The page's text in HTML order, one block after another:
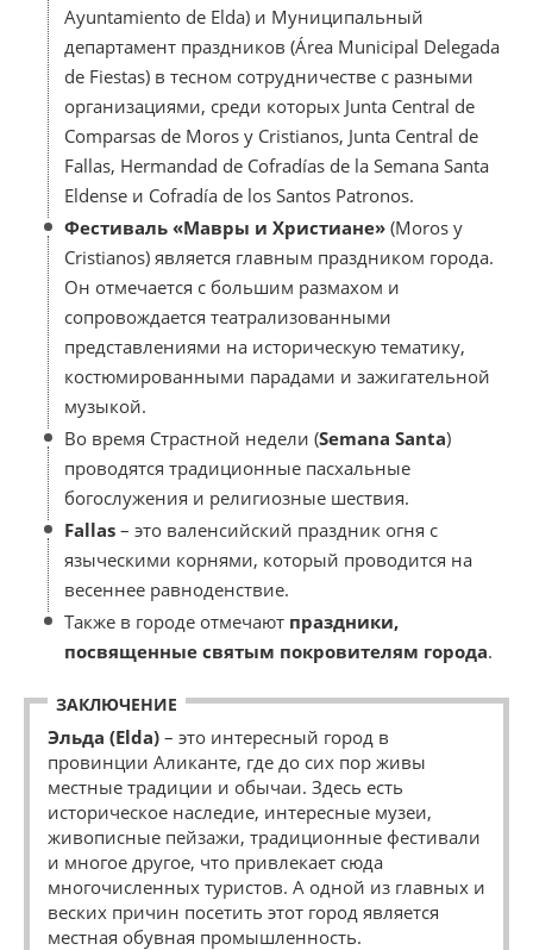
Ayuntamiento de Elda) и Муниципальный
департамент праздников (Área Municipal Delegada
de Fiestas) в тесном сотрудничестве с разными
организациями, среди которых Junta Central de
Comparsas de Moros y Cristianos, Junta Central de
Fallas, Hermandad de Cofradías de la Semana Santa
Eldense и Cofradía de los Santos Patronos.
Фестиваль «Мавры и Христиане» (Moros y
Cristianos) является главным праздником города.
Он отмечается с большим размахом и
сопровождается театрализованными
представлениями на историческую тематику,
костюмированными парадами и зажигательной
музыкой.
Во время Страстной недели (Semana Santa)
проводятся традиционные пасхальные
богослужения и религиозные шествия.
Fallas – это валенсийский праздник огня с
языческими корнями, который проводится на
весеннее равноденствие.
Также в городе отмечают праздники,
посвященные святым покровителям города.
ЗАКЛЮЧЕНИЕ
Эльда (Elda) – это интересный город в
провинции Аликанте, где до сих пор живы
местные традиции и обычаи. Здесь есть
историческое наследие, интересные музеи,
живописные пейзажи, традиционные фестивали
и многое другое, что привлекает сюда
многочисленных туристов. А одной из главных и
веских причин посетить этот город является
местная обувная промышленность.